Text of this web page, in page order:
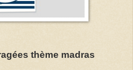
thème madras